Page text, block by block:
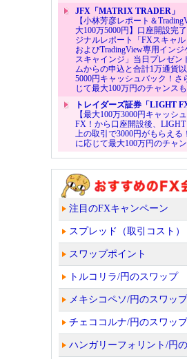
JFX「MATRIX TRADER」
【小林芳彦レポート＆
大100万5000円】口座開設完
ジナルレポート「FXスキャル
およびTradingView専用イン
スキャインジ」当日プレゼン
ムからの申込と合計1万通貨
5000円キャッシュバック！さ
じて最大100万円のチャンスも
トレイダーズ証券「LIGHT
【最大100万3000円キャッシ
FX！から口座開設後、
上の取引で3000円がもらえる
に応じて最大100万円のチャン
注目のFXキャンペーン
スプレッド（取引コスト）
スワップポイント
トルコリラ/円のスワップ
メキシコペソ/円のスワップ
チェココルナ/円のスワップ
ハンガリーフォリント/円